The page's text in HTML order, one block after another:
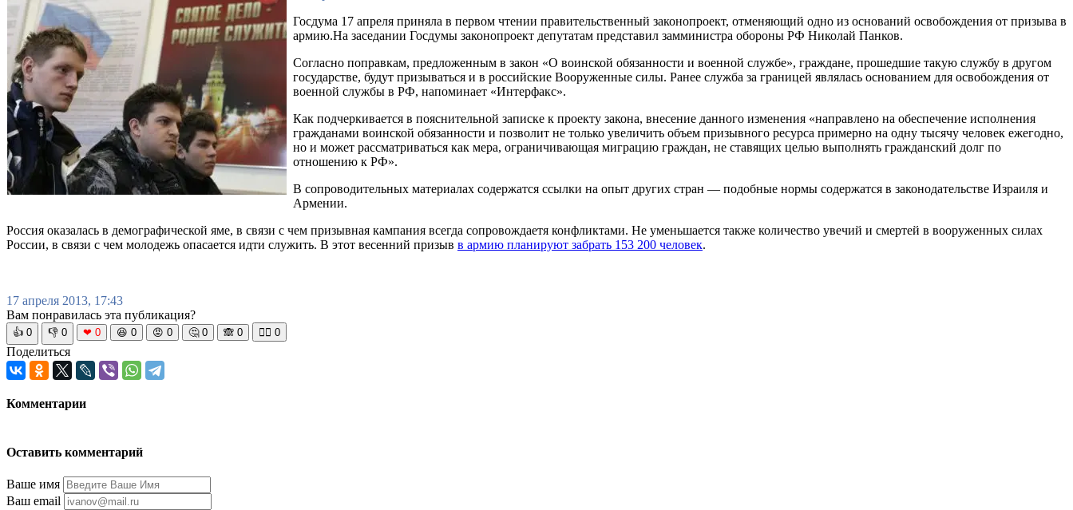
Госдума 17 апреля приняла в первом чтении правительственный законопроект, отменяющий одно из оснований освобождения от призыва в
армию.На заседании Госдумы законопроект депутатам представил замминистра обороны РФ Николай Панков.
Согласно поправкам, предложенным в закон «О воинской обязанности и военной службе», граждане, прошедшие такую службу в другом
государстве, будут призываться и в российские Вооруженные силы. Ранее служба за границей являлась основанием для освобождения от
военной службы в РФ, напоминает «Интерфакс».
Как подчеркивается в пояснительной записке к проекту закона, внесение данного изменения «направлено на обеспечение исполнения
гражданами воинской обязанности и позволит не только увеличить объем призывного ресурса примерно на одну тысячу человек ежегодно,
но и может рассматриваться как мера, ограничивающая миграцию граждан, не ставящих целью выполнять гражданский долг по
отношению к РФ».
В сопроводительных материалах содержатся ссылки на опыт других стран — подобные нормы содержатся в законодательстве Израиля и
Армении.
Россия оказалась в демографической яме, в связи с чем призывная кампания всегда сопровождаетя конфликтами. Не уменьшается также количество увечий и смертей в вооруженных силах
России, в связи с чем молодежь опасается идти служить. В этот весенний призыв в армию планируют забрать 153 200 человек.
17 апреля 2013, 17:43
Вам понравилась эта публикация?
👍 0 👎 0 ❤ 0 😆 0 😡 0 🤔 0 🙈 0 🧘‍♀️ 0
Поделиться
Комментарии
Оставить комментарий
Ваше имя
Ваш email